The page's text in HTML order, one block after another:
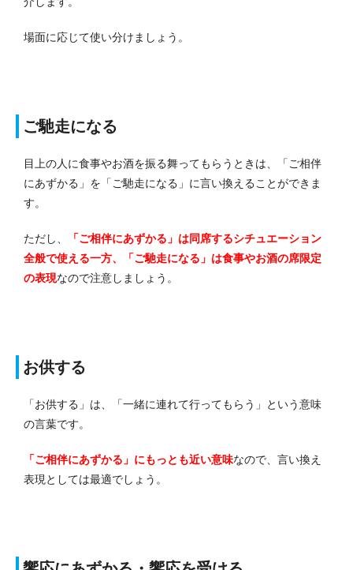
場面に応じて使い分けましょう。
ご馳走になる
目上の人に食事やお酒を振る舞ってもらうときは、「ご相伴
にあずかる」を「ご馳走になる」に言い換えることができま
す。
ただし、
「ご相伴にあずかる」は同席するシチュエーション
全般で使える一方、「ご馳走になる」は食事やお酒の席限定
の表現なので注意しましょう。
お供する
「お供する」は、「一緒に連れて行ってもらう」という意味
の言葉です。
「ご相伴にあずかる」にもっとも近い意味なので、言い換え
表現としては最適でしょう。